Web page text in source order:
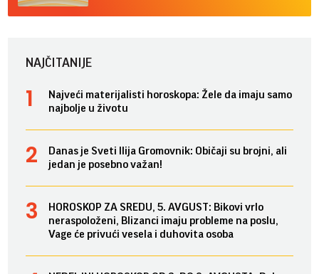
NAJČITANIJE
Najveći materijalisti horoskopa: Žele da imaju samo
najbolje u životu
Danas je Sveti Ilija Gromovnik: Običaji su brojni, ali
jedan je posebno važan!
HOROSKOP ZA SREDU, 5. AVGUST: Bikovi vrlo
neraspoloženi, Blizanci imaju probleme na poslu,
Vage će privući vesela i duhovita osoba